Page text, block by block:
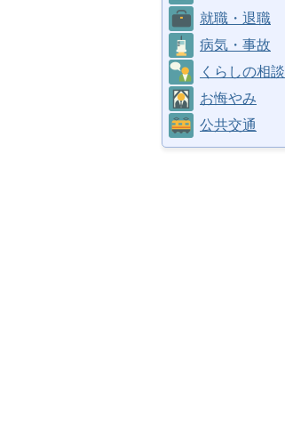
就職・退職
病気・事故
くらしの相談
お悔やみ
公共交通